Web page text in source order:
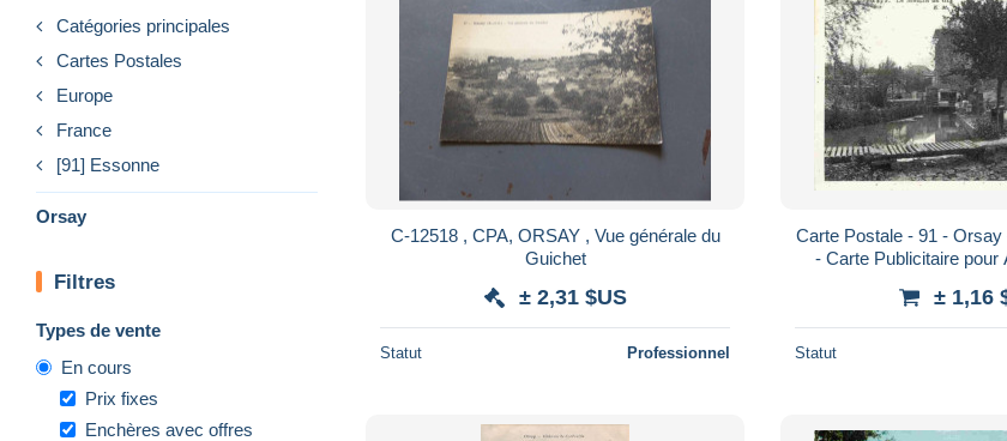
Catégories principales
Cartes Postales
Europe
France
[91] Essonne
Orsay
Filtres
Types de vente
En cours
Prix fixes
Enchères avec offres
C-12518 , CPA, ORSAY , Vue générale du
Guichet
± 2,31 $US
Statut Professionnel
Carte Postale - 91 -
- Carte Publicitaire pour
± 1,16
Statut